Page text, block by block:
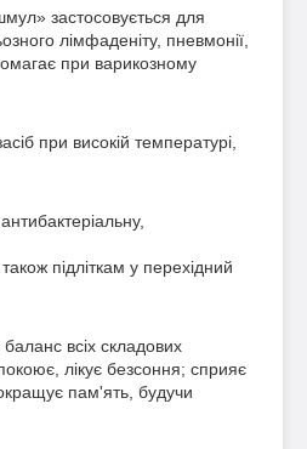
застосовується для
лімфаденіту, пневмонії,
при варикозному
при високій температурі,
підліткам у перехідний
всіх складових
лікує безсоння; сприяє
пам'ять, будучи